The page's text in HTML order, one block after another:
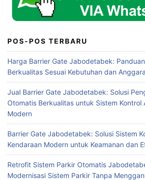
POS-POS TERBARU
Harga Barrier Gate Jabodetabek:
Berkualitas Sesuai Kebutuhan dan
Jual Barrier Gate Jabodetabek: Solusi
Otomatis Berkualitas untuk Sistem Kontrol
Modern
Barrier Gate Jabodetabek: Solusi Sistem
Kendaraan Modern untuk Keamanan dan
Retrofit Sistem Parkir Otomatis
Modernisasi Sistem Parkir Tanpa